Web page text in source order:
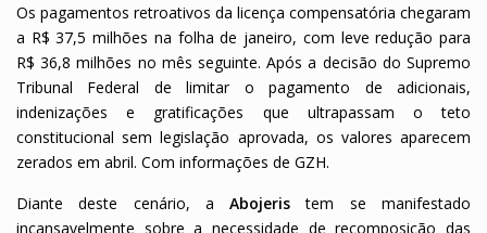
Os pagamentos retroativos da licença compensatória chegaram
a R$ 37,5 milhões na folha de janeiro, com leve redução para
R$ 36,8 milhões no mês seguinte. Após a decisão do Supremo
Tribunal Federal de limitar o pagamento de adicionais,
indenizações e gratificações que ultrapassam o teto
constitucional sem legislação aprovada, os valores aparecem
zerados em abril. Com informações de GZH.
Diante deste cenário, aAbojeristem se manifestado
incansavelmente sobre a necessidade de recomposição das